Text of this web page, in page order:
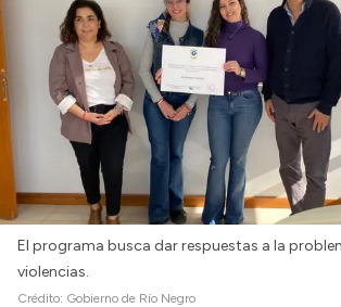
El programa busca dar respuestas a la
violencias.
Crédito: Gobierno de Río Negro